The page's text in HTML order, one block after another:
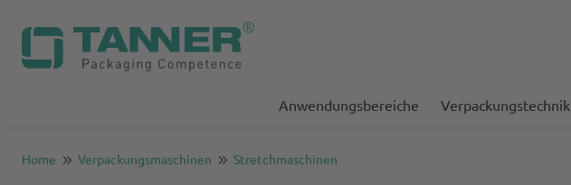
Anwendungsbereiche Verpackungstechnik
Home Verpackungsmaschinen Stretchmaschinen